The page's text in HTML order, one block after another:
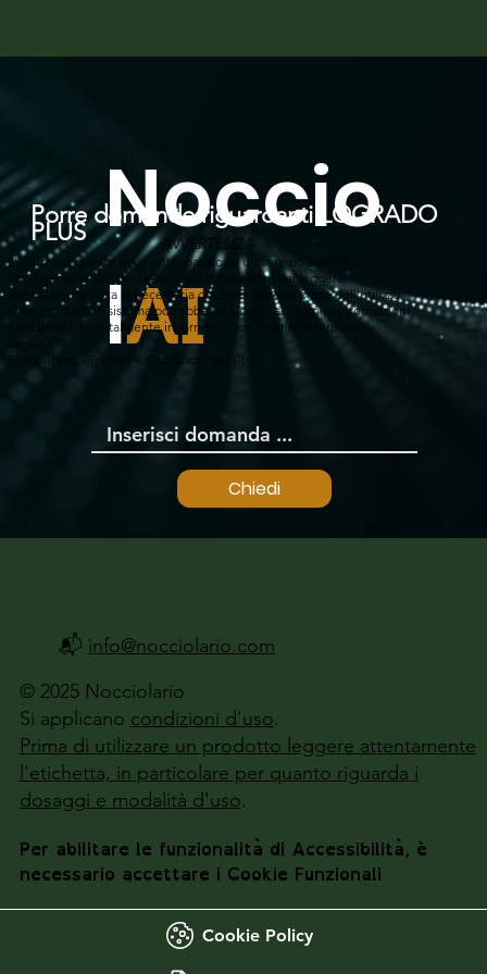
Chiedi
Noccio
lAI
Porre domande riguardanti LOGRADO
PLUS AVVERTENZA
L'utilizzo di questo strumento, basato su un servizio esterno di
intelligenza artificiale, NON esula l'utilizzatore dal leggere
attentamente tutta la necessaria documentazione prima dell'utilizzo
di un prodotto. Il sistema potrebbe, in alcuni casi, fornire informazioni
parzialmente o totalmente incorrette. Non inserire informazioni
sensibili.
Si applicano i Termini e Condizioni del sito.
© 2025 Nocciolario
Si applicano condizioni d'uso.
Prima di utilizzare un prodotto leggere attentamente
l'etichetta, in particolare per quanto riguarda i
dosaggi e modalità d'uso.
Per abilitare le funzionalità di Accessibilità, è
necessario accettare i Cookie Funzionali
Cookie Policy
📬 info@nocciolario.com